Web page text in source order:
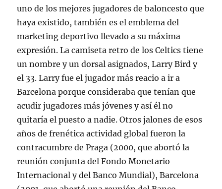
uno de los mejores jugadores de baloncesto que
haya existido, también es el emblema del
marketing deportivo llevado a su máxima
expresión. La camiseta retro de los Celtics tiene
un nombre y un dorsal asignados, Larry Bird y
el 33. Larry fue el jugador más reacio a ir a
Barcelona porque consideraba que tenían que
acudir jugadores más jóvenes y así él no
quitaría el puesto a nadie. Otros jalones de esos
años de frenética actividad global fueron la
contracumbre de Praga (2000, que abortó la
reunión conjunta del Fondo Monetario
Internacional y del Banco Mundial), Barcelona